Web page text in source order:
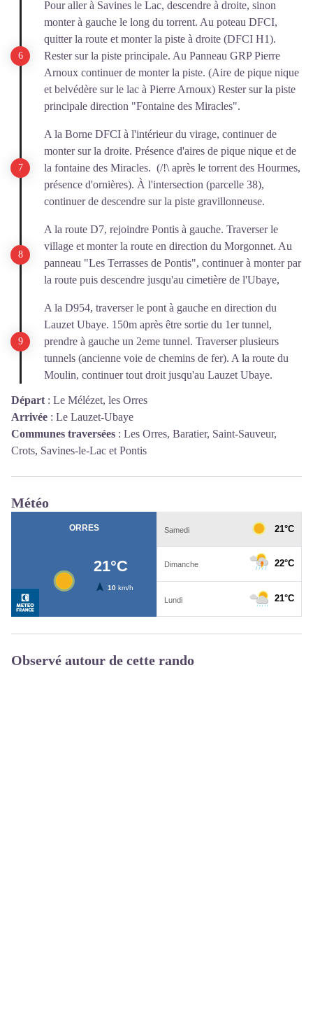
Pour aller à Savines le Lac, descendre à droite, sinon
monter à gauche le long du torrent. Au poteau DFCI,
quitter la route et monter la piste à droite (DFCI H1).
Rester sur la piste principale. Au Panneau GRP Pierre
Arnoux continuer de monter la piste. (Aire de pique nique
et belvédère sur le lac à Pierre Arnoux) Rester sur la piste
principale direction "Fontaine des Miracles".
A la Borne DFCI à l'intérieur du virage, continuer de
monter sur la droite. Présence d'aires de pique nique et de
la fontaine des Miracles. (/!\ après le torrent des Hourmes,
présence d'ornières). À l'intersection (parcelle 38),
continuer de descendre sur la piste gravillonneuse.
A la route D7, rejoindre Pontis à gauche. Traverser le
village et monter la route en direction du Morgonnet. Au
panneau "Les Terrasses de Pontis", continuer à monter par
la route puis descendre jusqu'au cimetière de l'Ubaye,
A la D954, traverser le pont à gauche en direction du
Lauzet Ubaye. 150m après être sortie du 1er tunnel,
prendre à gauche un 2eme tunnel. Traverser plusieurs
tunnels (ancienne voie de chemins de fer). A la route du
Moulin, continuer tout droit jusqu'au Lauzet Ubaye.
Départ : Le Mélézet, les Orres
Arrivée : Le Lauzet-Ubaye
Communes traversées : Les Orres, Baratier, Saint-Sauveur,
Crots, Savines-le-Lac et Pontis
Météo
Observé autour de cette rando